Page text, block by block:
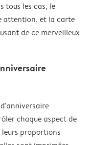
tous les cas, le
attention, et la carte
de ce merveilleux
chaque aspect de
proportions